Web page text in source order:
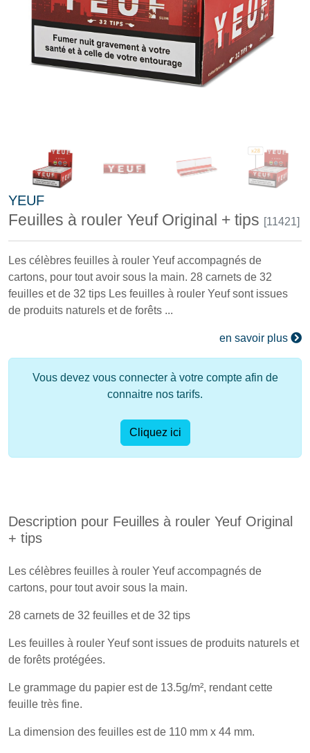
YEUF
Feuilles à rouler Yeuf Original + tips [11421]
Les célèbres feuilles à rouler Yeuf accompagnés de
cartons, pour tout avoir sous la main. 28 carnets de 32
feuilles et de 32 tips Les feuilles à rouler Yeuf sont issues
de produits naturels et de forêts ...
en savoir plus
Vous devez vous connecter à votre compte afin de
connaitre nos tarifs.
Cliquez ici
Description pour Feuilles à rouler Yeuf Original
+ tips
Les célèbres feuilles à rouler Yeuf accompagnés de
cartons, pour tout avoir sous la main.
28 carnets de 32 feuilles et de 32 tips
Les feuilles à rouler Yeuf sont issues de produits naturels et
de forêts protégées.
Le grammage du papier est de 13.5g/m², rendant cette
feuille très fine.
La dimension des feuilles est de 110 mm x 44 mm.